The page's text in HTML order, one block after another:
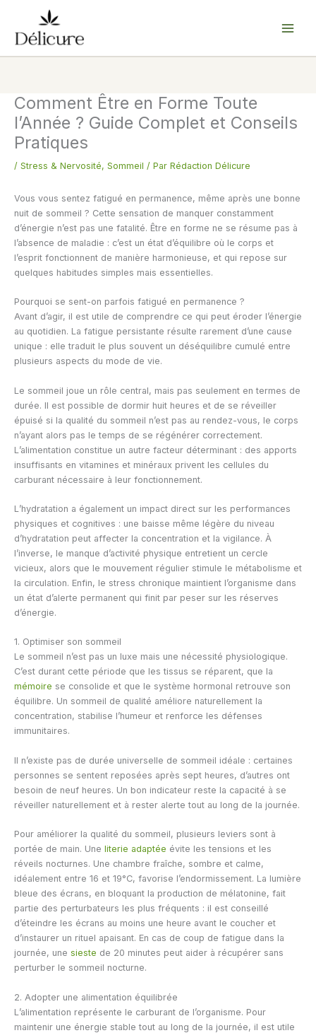
contenu
Comment Être en Forme Toute
l’Année ? Guide Complet et Conseils
Pratiques
/ Stress & Nervosité, Sommeil / Par Rédaction Délicure
Vous vous sentez fatigué en permanence, même après une bonne
nuit de sommeil ? Cette sensation de manquer constamment
d’énergie n’est pas une fatalité. Être en forme ne se résume pas à
l’absence de maladie : c’est un état d’équilibre où le corps et
l’esprit fonctionnent de manière harmonieuse, et qui repose sur
quelques habitudes simples mais essentielles.
Pourquoi se sent-on parfois fatigué en permanence ?
Avant d’agir, il est utile de comprendre ce qui peut éroder l’énergie
au quotidien. La fatigue persistante résulte rarement d’une cause
unique : elle traduit le plus souvent un déséquilibre cumulé entre
plusieurs aspects du mode de vie.
Le sommeil joue un rôle central, mais pas seulement en termes de
durée. Il est possible de dormir huit heures et de se réveiller
épuisé si la qualité du sommeil n’est pas au rendez-vous, le corps
n’ayant alors pas le temps de se régénérer correctement.
L’alimentation constitue un autre facteur déterminant : des apports
insuffisants en vitamines et minéraux privent les cellules du
carburant nécessaire à leur fonctionnement.
L’hydratation a également un impact direct sur les performances
physiques et cognitives : une baisse même légère du niveau
d’hydratation peut affecter la concentration et la vigilance. À
l’inverse, le manque d’activité physique entretient un cercle
vicieux, alors que le mouvement régulier stimule le métabolisme et
la circulation. Enfin, le stress chronique maintient l’organisme dans
un état d’alerte permanent qui finit par peser sur les réserves
d’énergie.
1. Optimiser son sommeil
Le sommeil n’est pas un luxe mais une nécessité physiologique.
C’est durant cette période que les tissus se réparent, que la
mémoire se consolide et que le système hormonal retrouve son
équilibre. Un sommeil de qualité améliore naturellement la
concentration, stabilise l’humeur et renforce les défenses
immunitaires.
Il n’existe pas de durée universelle de sommeil idéale : certaines
personnes se sentent reposées après sept heures, d’autres ont
besoin de neuf heures. Un bon indicateur reste la capacité à se
réveiller naturellement et à rester alerte tout au long de la journée.
Pour améliorer la qualité du sommeil, plusieurs leviers sont à
portée de main. Une literie adaptée évite les tensions et les
réveils nocturnes. Une chambre fraîche, sombre et calme,
idéalement entre 16 et 19°C, favorise l’endormissement. La lumière
bleue des écrans, en bloquant la production de mélatonine, fait
partie des perturbateurs les plus fréquents : il est conseillé
d’éteindre les écrans au moins une heure avant le coucher et
d’instaurer un rituel apaisant. En cas de coup de fatigue dans la
journée, une sieste de 20 minutes peut aider à récupérer sans
perturber le sommeil nocturne.
2. Adopter une alimentation équilibrée
L’alimentation représente le carburant de l’organisme. Pour
maintenir une énergie stable tout au long de la journée, il est utile